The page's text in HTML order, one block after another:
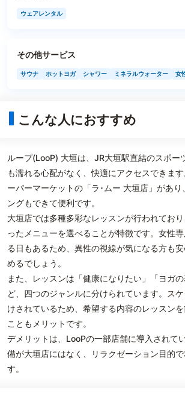
ウェアレンタル
その他サービス
サウナ ホットヨガ シャワー ミネラルウォーター 女
こんな人におすすめ
ループ(LooP) 大垣は、JR大垣駅直結のスポー
も濡れる心配がなく、快適にアクセスできま
ーパーマーケットの「ラ･ムー 大垣店」があ
ングもできて便利です。
大垣店では多種多彩なレッスンが行われてお
ったメニューを選べることが特徴です。女性
る日もあるため、異性の視線が気になる方も
めるでしょう。
また、レッスンは「健康になりたい」「ヨガ
ど、四つのジャンルに分けられています。ス
けされているため、希望する内容のレッスン
こともメリットです。
デメリットは、LooPの一部店舗に導入されて
備が大垣店にはなく、リラクゼーション目的
す。